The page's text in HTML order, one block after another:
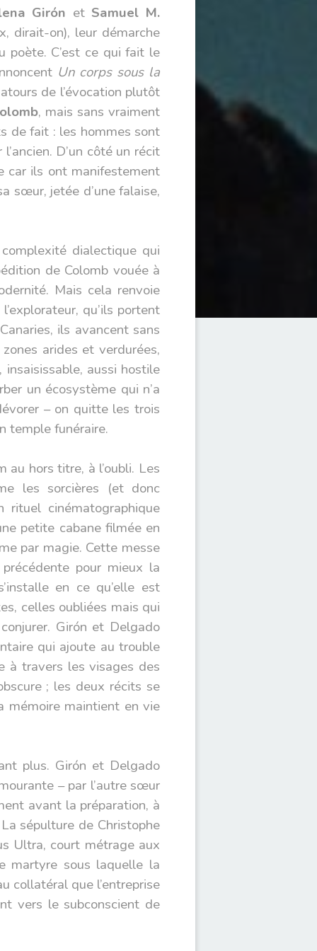
Girón et Samuel M.
dirait-on), leur démarche
poète. C’est ce qui fait le
Un corps sous la
de l’évocation plutôt
, mais sans vraiment
de fait : les hommes sont
D’un côté un récit
car ils ont manifestement
sœur, jetée d’une falaise,
dialectique qui
de Colomb vouée à
Mais cela renvoie
qu’ils portent
ils avancent sans
arides et verdurées,
aussi hostile
un écosystème qui n’a
– on quitte les trois
temple funéraire.
hors titre, à l’oubli. Les
les sorcières (et donc
rituel cinématographique
petite cabane filmée en
par magie. Cette messe
pour mieux la
en ce qu’elle est
celles oubliées mais qui
Girón et Delgado
qui ajoute au trouble
à travers les visages des
; les deux récits se
mémoire maintient en vie
plus. Girón et Delgado
– par l’autre sœur
avant la préparation, à
sépulture de Christophe
Ultra, court métrage aux
martyre sous laquelle la
collatéral que l’entreprise
vers le subconscient de